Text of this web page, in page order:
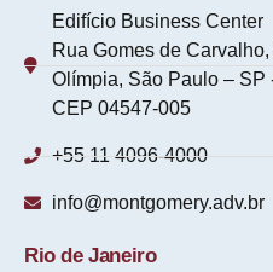
Edifício Business Center
Rua Gomes de
Olímpia, São Paulo – SP
CEP 04547-005
+55 11 4096-4000
info@montgomery.adv.br
Rio de Janeiro